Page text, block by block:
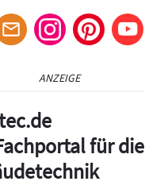
ANZEIGE
für die